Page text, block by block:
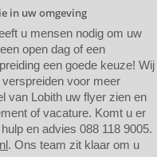
in uw omgeving
u mensen nodig om uw
open dag of een
een goede keuze! Wij
voor meer
van Lobith uw flyer zien en
of vacature. Komt u er
en advies 088 118 9005.
. Ons team zit klaar om u